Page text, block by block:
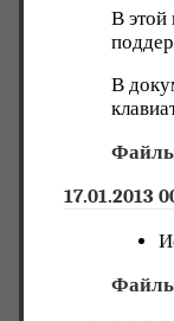
В этой
В
Файлы
17.01.2013
Файлы